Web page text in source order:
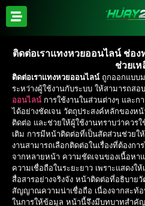
ติดต่อเราแทงหวยออนไลน์ ช่อ
ช่วยเห
ติดต่อเราแทงหวยออนไลน์ ถูกออกแบบ
ระหว่างผู้ใช้งานกับระบบ ให้สามารถสอ
ออนไลน์ การใช้งานในส่วนต่างๆ และก
ได้อย่างชัดเจน วัตถุประสงค์หลักของห
ติดต่อ และช่วยให้ผู้ใช้งานทราบว่าควร
เติม การมีหน้าติดต่อที่เป็นสัดส่วนช่วยใ
งานสามารถเลือกติดต่อในเรื่องที่ต้องก
จากหลายหน้า ความชัดเจนของเนื้อหา
ความเชื่อถือในระยะยาว เพราะแสดงใ
สื่อสารอย่างจริงจัง หน้าติดต่อที่อธิบาย
สัญญาณความน่าเชื่อถือ เนื่องจากสะท้
ในการให้ข้อมูล หน้านี้จึงมีบทบาทสำคัญ